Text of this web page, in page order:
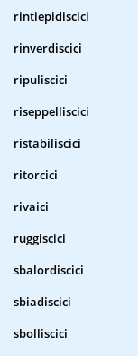
rintiepidiscici
rinverdiscici
ripuliscici
riseppelliscici
ristabiliscici
ritorcici
rivaici
ruggiscici
sbalordiscici
sbiadiscici
sbolliscici